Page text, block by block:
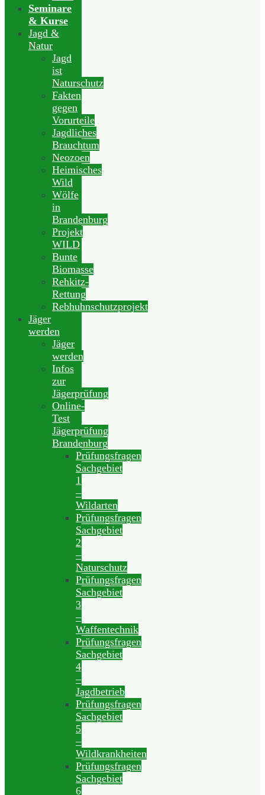
Seminare
& Kurse
Jagd &
Natur
Jagd
ist
Naturschutz
Fakten
gegen
Vorurteile
Jagdliches
Brauchtum
Neozoen
Heimisches
Wild
Wölfe
in
Brandenburg
Projekt
WILD
Bunte
Biomasse
Rehkitz-
Rettung
Rebhuhnschutzprojekt
Jäger
werden
Jäger
werden
Infos
zur
Jägerprüfung
Online-
Test
Jägerprüfung
Brandenburg
Prüfungsfragen
Sachgebiet
1
–
Wildarten
Prüfungsfragen
Sachgebiet
2
–
Naturschutz
Prüfungsfragen
Sachgebiet
3
–
Waffentechnik
Prüfungsfragen
Sachgebiet
4
–
Jagdbetrieb
Prüfungsfragen
Sachgebiet
5
–
Wildkrankheiten
Prüfungsfragen
Sachgebiet
6